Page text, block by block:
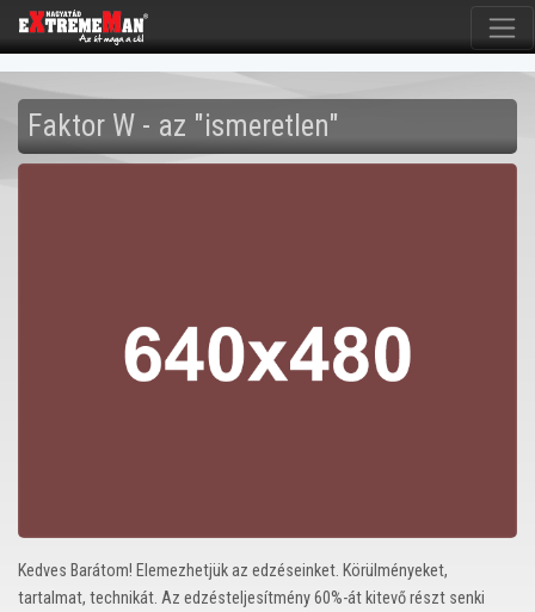
Faktor W - az "ismeretlen"
Kedves Barátom! Elemezhetjük az edzéseinket. Körülményeket,
tartalmat, technikát. Az edzésteljesítmény 60%-át kitevő részt senki